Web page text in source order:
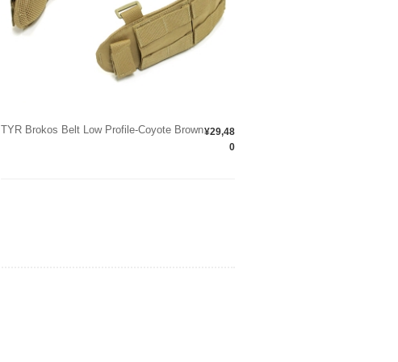
TYR Brokos Belt Low Profile-Coyote Brown¥29,48
0